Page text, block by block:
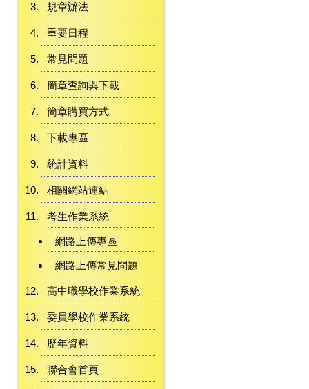
規章辦法
重要日程
常見問題
簡章查詢與下載
簡章購買方式
下載專區
統計資料
相關網站連結
考生作業系統
網路上傳專區
網路上傳常見問題
高中職學校作業系統
委員學校作業系統
歷年資料
聯合會首頁